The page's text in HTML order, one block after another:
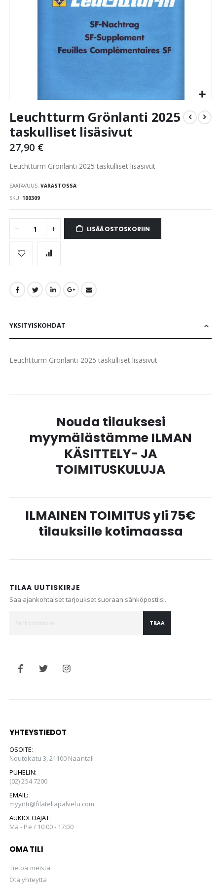
to
beginning
of
images
Leuchtturm Grönlanti 2025
taskulliset lisäsivut
27,90 €
Leuchtturm Grönlanti 2025 taskulliset lisäsivut
SAATAVUUS: VARASTOSSA
SKU 100309
LISÄÄ OSTOSKORIIN
YKSITYISKOHDAT
Leuchtturm Grönlanti 2025 taskulliset lisäsivut
Nouda tilauksesi
myymälästämme ILMAN
KÄSITTELY- JA
TOIMITUSKULUJA
ILMAINEN TOIMITUS yli 75€
tilauksille kotimaassa
TILAA UUTISKIRJE
Saa ajankohtaiset tarjoukset suoraan sähköpostiisi.
TILAA
YHTEYSTIEDOT
OSOITE:
Noutokatu 3, 21100 Naantali
PUHELIN:
(02) 254 7200
EMAIL:
myynti@filateliapalvelu.com
AUKIOLOAJAT:
Ma - Pe / 10:00 - 17:00
OMA TILI
Tietoa meistä
Ota yhteyttä